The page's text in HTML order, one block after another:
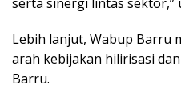
serta sinergi lintas sektor,”
Lebih lanjut, Wabup Barru
arah kebijakan hilirisasi
Barru.